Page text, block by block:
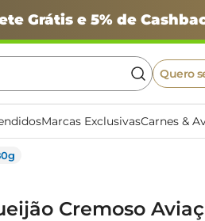
Grátis e 5% de
Quero
Marcas ExclusivasCarnes &
Cremoso